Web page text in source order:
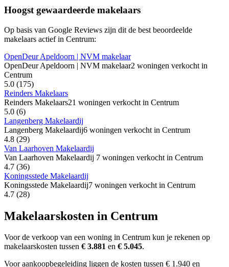
Hoogst gewaardeerde makelaars
Op basis van Google Reviews zijn dit de best beoordeelde
makelaars actief in Centrum:
OpenDeur Apeldoorn | NVM makelaar
OpenDeur Apeldoorn | NVM makelaar2 woningen verkocht in
Centrum
5.0 (175)
Reinders Makelaars
Reinders Makelaars21 woningen verkocht in Centrum
5.0 (6)
Langenberg Makelaardij
Langenberg Makelaardij6 woningen verkocht in Centrum
4.8 (29)
Van Laarhoven Makelaardij
Van Laarhoven Makelaardij 7 woningen verkocht in Centrum
4.7 (36)
Koningsstede Makelaardij
Koningsstede Makelaardij7 woningen verkocht in Centrum
4.7 (28)
Makelaarskosten in Centrum
Voor de verkoop van een woning in Centrum kun je rekenen op
makelaarskosten tussen € 3.881 en € 5.045.
Voor aankoopbegeleiding liggen de kosten tussen € 1.940 en